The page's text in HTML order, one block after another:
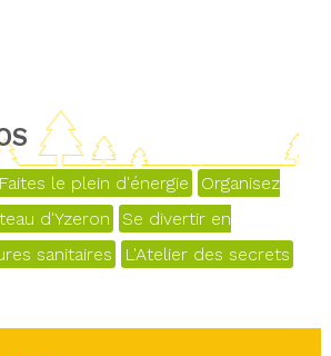
Faites le plein d'énergie
Organisez
d'Yzeron
Se divertir en
sanitaires
L'Atelier des secrets